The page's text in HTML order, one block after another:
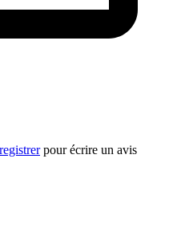
pour écrire un avis